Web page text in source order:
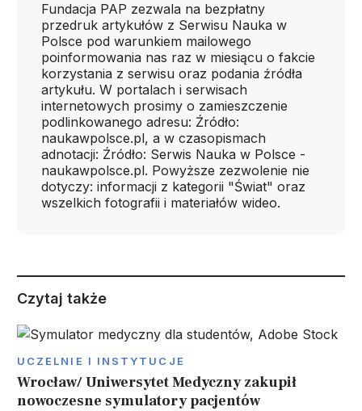
Fundacja PAP zezwala na bezpłatny
przedruk artykułów z Serwisu Nauka w
Polsce pod warunkiem mailowego
poinformowania nas raz w miesiącu o fakcie
korzystania z serwisu oraz podania źródła
artykułu. W portalach i serwisach
internetowych prosimy o zamieszczenie
podlinkowanego adresu: Źródło:
naukawpolsce.pl, a w czasopismach
adnotacji: Źródło: Serwis Nauka w Polsce -
naukawpolsce.pl. Powyższe zezwolenie nie
dotyczy: informacji z kategorii "Świat" oraz
wszelkich fotografii i materiałów wideo.
Czytaj także
UCZELNIE I INSTYTUCJE
Wrocław/ Uniwersytet Medyczny zakupił
nowoczesne symulatory pacjentów